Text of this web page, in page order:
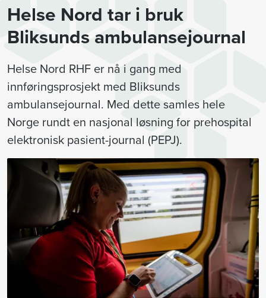
Helse Nord tar i bruk
Bliksunds ambulansejournal
Helse Nord RHF er nå i gang med
innføringsprosjekt med Bliksunds
ambulansejournal. Med dette samles hele
Norge rundt en nasjonal løsning for prehospital
elektronisk pasient-journal (PEPJ).